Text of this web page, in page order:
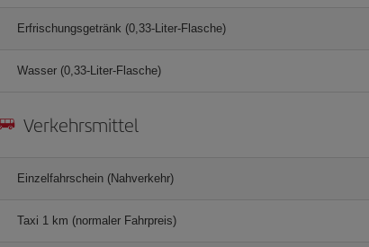
Erfrischungsgetränk (0,33-Liter-Flasche)
Wasser (0,33-Liter-Flasche)
Verkehrsmittel
Einzelfahrschein (Nahverkehr)
Taxi 1 km (normaler Fahrpreis)